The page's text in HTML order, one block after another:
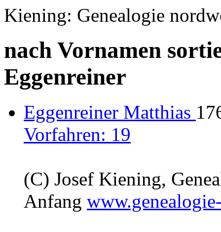
Kiening: Genealogie
nach Vornamen
Eggenreiner
Eggenreiner Matthias
Vorfahren: 19
(C) Josef Kiening,
Anfang